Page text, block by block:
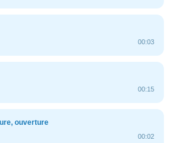
00:03
00:15
ouverture
00:02